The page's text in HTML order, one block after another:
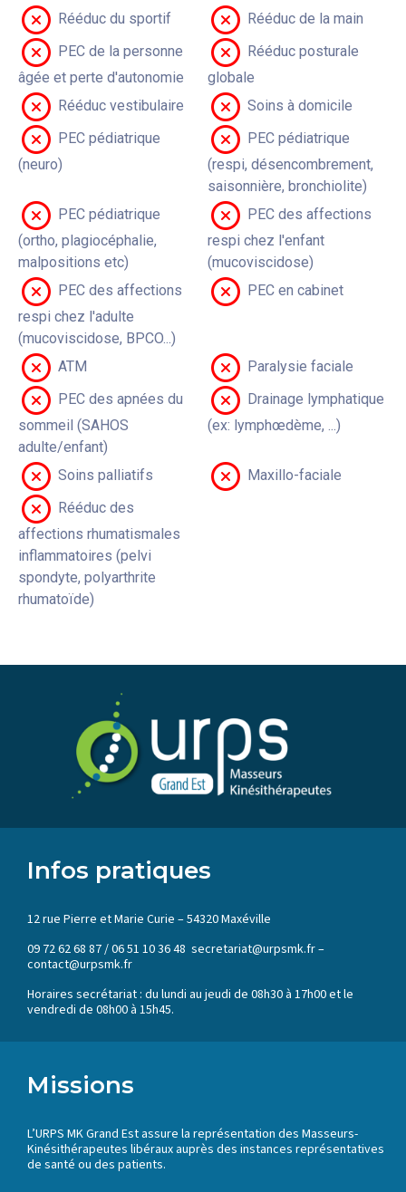
Rééduc du sportif
Rééduc de la main
PEC de la personne
âgée et perte d'autonomie
Rééduc posturale
globale
Rééduc vestibulaire
Soins à domicile
PEC pédiatrique
(neuro)
PEC pédiatrique
(respi, désencombrement,
saisonnière, bronchiolite)
PEC pédiatrique
(ortho, plagiocéphalie,
malpositions etc)
PEC des affections
respi chez l'enfant
(mucoviscidose)
PEC des affections
respi chez l'adulte
(mucoviscidose, BPCO...)
PEC en cabinet
ATM
Paralysie faciale
PEC des apnées du
sommeil (SAHOS
adulte/enfant)
Drainage lymphatique
(ex: lymphœdème, ...)
Soins palliatifs
Maxillo-faciale
Rééduc des
affections rhumatismales
inflammatoires (pelvi
spondyte, polyarthrite
rhumatoïde)
Infos pratiques
12 rue Pierre et Marie Curie – 54320 Maxéville
09 72 62 68 87 / 06 51 10 36 48 secretariat@urpsmk.fr –
contact@urpsmk.fr
Horaires secrétariat : du lundi au jeudi de 08h30 à 17h00 et le
vendredi de 08h00 à 15h45.
Missions
L’URPS MK Grand Est assure la représentation des Masseurs-
Kinésithérapeutes libéraux auprès des instances représentatives
de santé ou des patients.